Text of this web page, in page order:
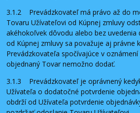
3.1.2 Prevádzkovateľ má právo až do
Tovaru Užívateľovi od Kúpnej zmluvy
akéhokoľvek dôvodu alebo bez uvedenia
od Kúpnej zmluvy sa považuje aj právne
Prevádzkovateľa spočívajúce v
objednaný Tovar nemožno dodať.
3.1.3 Prevádzkovateľ je oprávnený
Užívateľa o dodatočné potvrdenie
obdrží od Užívateľa potvrdenie